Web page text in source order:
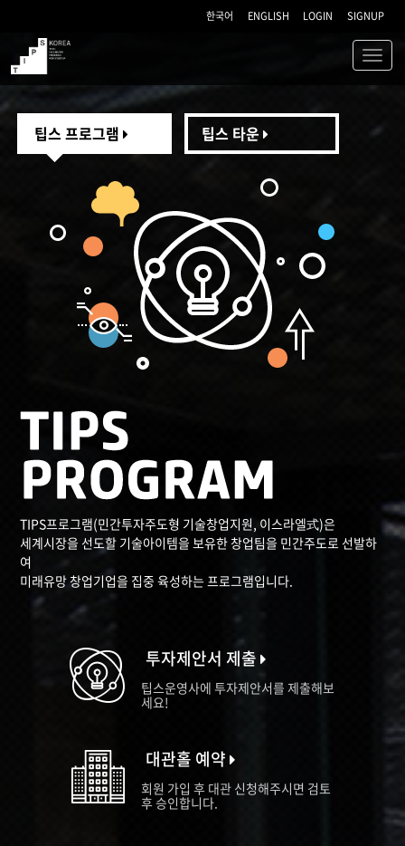
한국어 ENGLISH LOGIN SIGNUP
TIPS
팁스 프로그램 팁스 타운
TIPS프로그램(민간투자주도형 기술창업지원, 이스라엘式)은
세계시장을 선도할 기술아이템을 보유한 창업팀을 민간주도로 선발하
여
미래유망 창업기업을 집중 육성하는 프로그램입니다.
투자제안서 제출
팁스운영사에 투자제안서를 제출해보
세요!
대관홀 예약
회원 가입 후 대관 신청해주시면 검토
후 승인합니다.